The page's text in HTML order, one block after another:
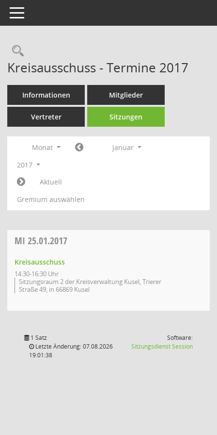
Toggle navigation
Rechercheauswahl
Kreisausschuss - Termine 2017
Informationen Mitglieder
Vertreter Sitzungen
Monat
Januar
2017
Aktuell
Gremium auswählen
MI 25.01.2017
Kreisausschuss
14:30-16:30 Uhr
Sitzungsraum 2 der Kreisverwaltung Kusel, Trierer
Straße 49, in 66869 Kusel
1 Satz
Letzte Änderung: 07.08.2026
19:01:38
Software:
SitzungsdienstSession(Wird in